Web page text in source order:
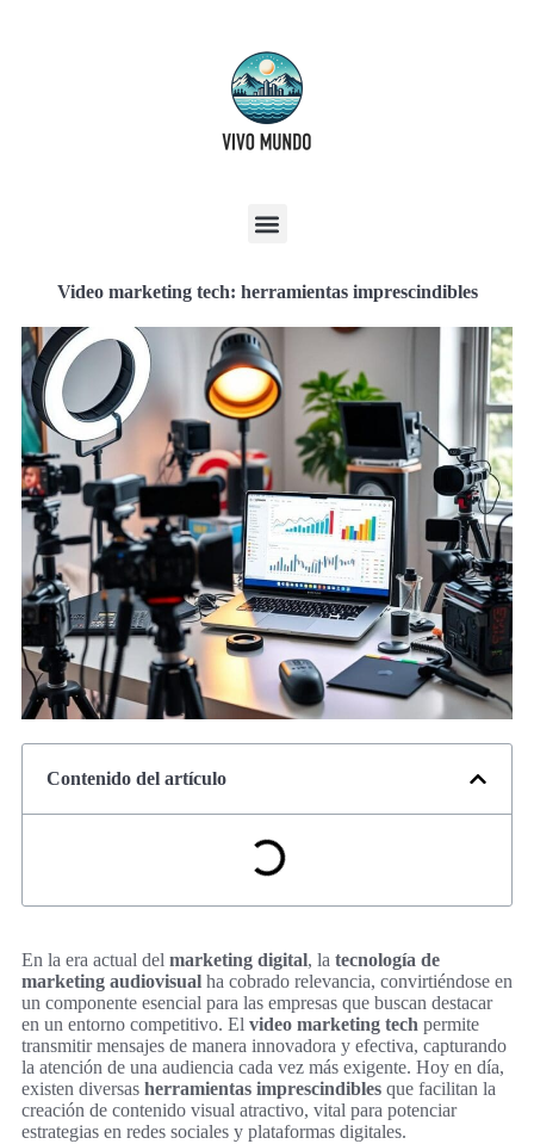
Video marketing tech: herramientas imprescindibles
Contenido del artículo
En la era actual del marketing digital, la tecnología de
marketing audiovisual ha cobrado relevancia, convirtiéndose en
un componente esencial para las empresas que buscan destacar
en un entorno competitivo. El video marketing tech permite
transmitir mensajes de manera innovadora y efectiva, capturando
la atención de una audiencia cada vez más exigente. Hoy en día,
existen diversas herramientas imprescindibles que facilitan la
creación de contenido visual atractivo, vital para potenciar
estrategias en redes sociales y plataformas digitales.